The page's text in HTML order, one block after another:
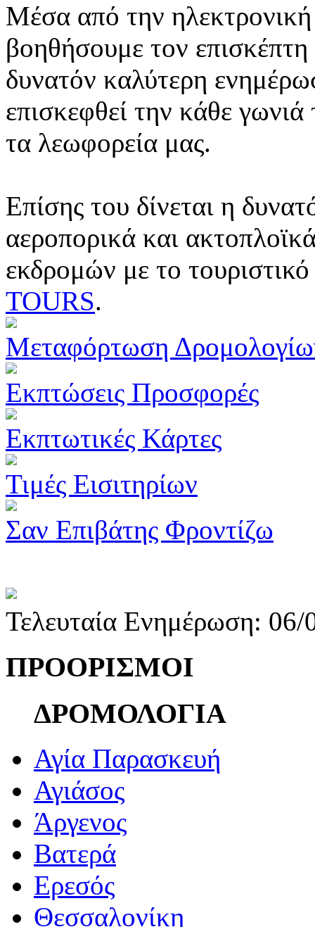
Μέσα από την ηλεκτρονική
βοηθήσουμε τον
δυνατόν καλύτερη
επισκεφθεί την κάθε
τα λεωφορεία μας.
Επίσης του δίνεται η
αεροπορικά και
εκδρομών με το
TOURS.
Μεταφόρτωση
Εκπτώσεις Προσφορές
Εκπτωτικές Κάρτες
Τιμές Εισιτηρίων
Σαν Επιβάτης Φροντίζω
Τελευταία Ενημέρωση:
ΠΡΟΟΡΙΣΜΟΙ
ΔΡΟΜΟΛΟΓΙΑ
Αγία Παρασκευή
Αγιάσος
Άργενος
Βατερά
Ερεσός
Θεσσαλονίκη